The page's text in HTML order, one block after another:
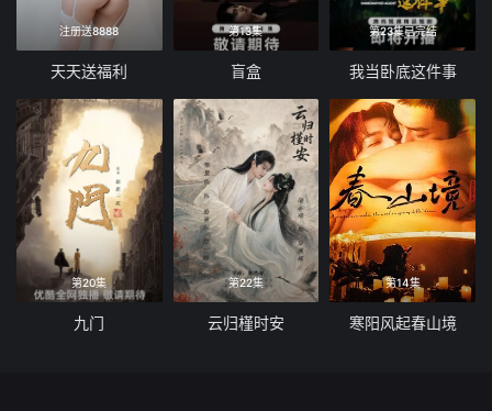
注册送8888
天天送福利
第13集
盲盒
第23集已完结
我当卧底这件事
第20集
九门
第22集
云归槿时安
第14集
寒阳风起春山境